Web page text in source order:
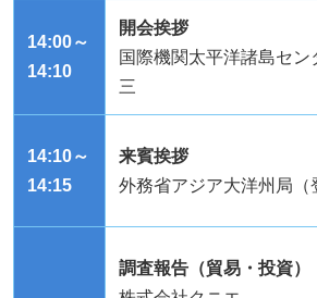
14:00～
14:10
開会挨拶
国際機関太平洋諸島セ
三
14:10～
14:15
来賓挨拶
外務省アジア大洋州局（
調査報告（貿易・投資）